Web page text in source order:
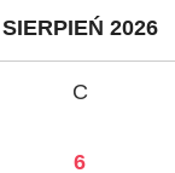
SIERPIEŃ 2026
C
6